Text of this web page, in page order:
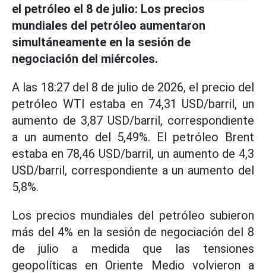
el petróleo el 8 de julio: Los precios
mundiales del petróleo aumentaron
simultáneamente en la sesión de
negociación del miércoles.
A las 18:27 del 8 de julio de 2026, el precio del
petróleo WTI estaba en 74,31 USD/barril, un
aumento de 3,87 USD/barril, correspondiente
a un aumento del 5,49%. El petróleo Brent
estaba en 78,46 USD/barril, un aumento de 4,3
USD/barril, correspondiente a un aumento del
5,8%.
Los precios mundiales del petróleo subieron
más del 4% en la sesión de negociación del 8
de julio a medida que las tensiones
geopolíticas en Oriente Medio volvieron a